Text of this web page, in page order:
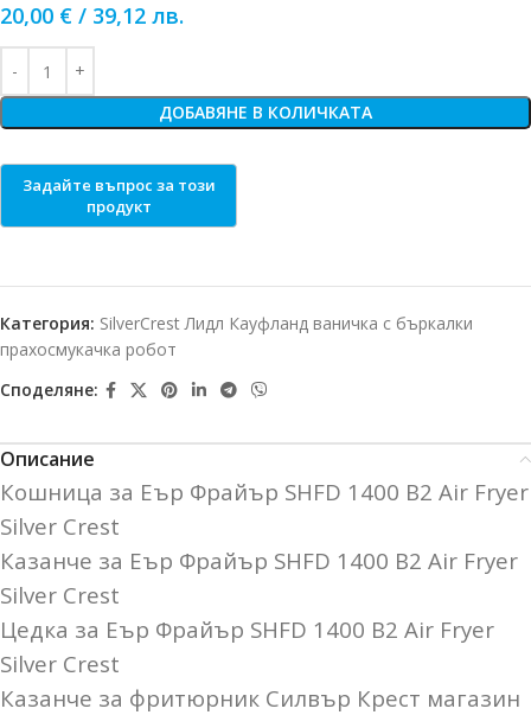
20,00 € / 39,12 лв.
ДОБАВЯНЕ В КОЛИЧКАТА
Категория: SilverCrest Лидл Кауфланд ваничка с бъркалки
прахосмукачка робот
Споделяне:
Описание
Кошница за Еър Фрайър SHFD 1400 B2 Air Fryer
Silver Crest
Казанче за Еър Фрайър SHFD 1400 B2 Air Fryer
Silver Crest
Цедка за Еър Фрайър SHFD 1400 B2 Air Fryer
Silver Crest
Казанче за фритюрник Силвър Крест магазин